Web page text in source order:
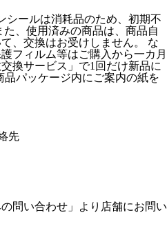
シールは消耗品のため、初期不
、使用済みの商品は、商品自
、交換はお受けしません。 な
フィルム等はご購入から一カ月
換サービス」で1回だけ新品に
パッケージ内にご案内の紙を
先
問い合わせ」より店舗にお問い